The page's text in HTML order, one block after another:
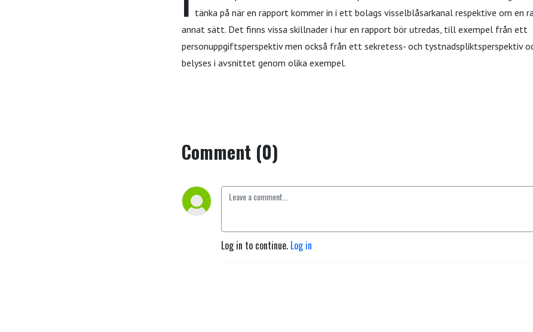
tänka på när en rapport kommer in i ett bolags visselblåsarkanal respektive om en
annat sätt. Det finns vissa skillnader i hur en rapport bör utredas, till exempel från ett
personuppgiftsperspektiv men också från ett sekretess- och tystnadspliktsperspektiv
belyses i avsnittet genom olika exempel.
Comment (0)
Log in to continue. Log in